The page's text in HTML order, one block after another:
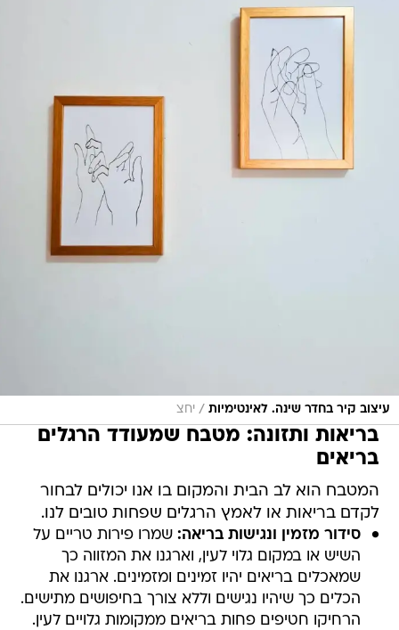
עיצוב קיר בחדר שינה. לאינטימיות / יחצ
בריאות ותזונה: מטבח שמעודד הרגלים
בריאים
המטבח הוא לב הבית והמקום בו אנו יכולים לבחור
לקדם בריאות או לאמץ הרגלים שפחות טובים לנו.
סידור מזמין ונגישות בריאה: שמרו פירות טריים על
השיש או במקום גלוי לעין, וארגנו את המזווה כך
שמאכלים בריאים יהיו זמינים ומזמינים. ארגנו את
הכלים כך שיהיו נגישים וללא צורך בחיפושים מתישים.
הרחיקו חטיפים פחות בריאים ממקומות גלויים לעין.